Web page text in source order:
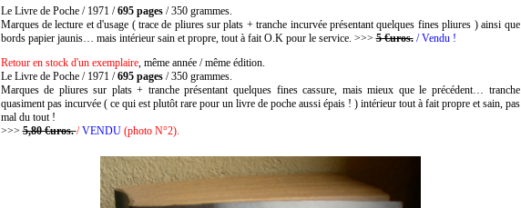
Le Livre de Poche / 1971 /695 pages/ 350 grammes.
Marques de lecture et d'usage ( trace de pliures sur plats + tranche incurvée présentant quelques fines pliures ) ainsi que
bords papier jaunis… mais intérieur sain et propre, tout à fait O.K pour le service. >>>5 €uros. / Vendu !
Retour en stock d'un exemplaire, même année / même édition.
Le Livre de Poche / 1971 /695 pages/ 350 grammes.
Marques de pliures sur plats + tranche présentant quelques fines cassure, mais mieux que le précédent… tranche
quasiment pas incurvée ( ce qui est plutôt rare pour un livre de poche aussi épais ! ) intérieur tout à fait propre et sain, pas
mal du tout !
>>>5,80 €uros. /VENDU(photo N°2).